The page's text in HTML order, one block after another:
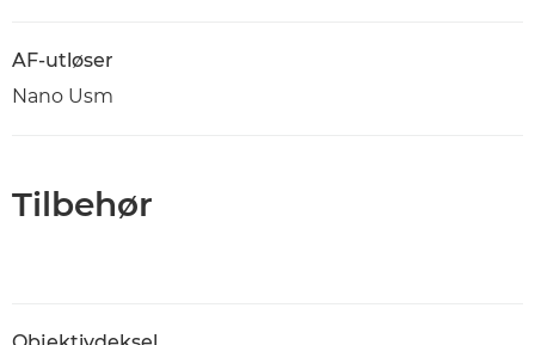
AF-utløser
Nano Usm
Tilbehør